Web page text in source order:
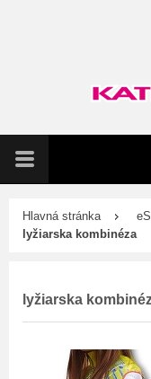
Hlavná stránka
lyžiarska kombinéza
lyžiarska